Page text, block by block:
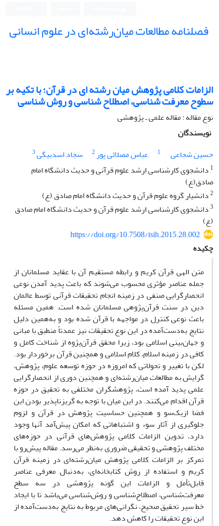
فصلنامه مطالعات میان‌رشته‌ای در علوم انسانی
الزامات کلامی پژوهش میان رشته ای در قرآن؛ با تکیه بر
سطوح معرفت شناسی، اصطلاح شناسی و روش شناسی
نوع مقاله : مقاله علمی ـ پژوهشی
نویسندگان
حسین شجاعی
1 عباس مصلائی پور2 سجاد اسدبیگی3
1 دانشجوی کارشناسی ارشد علوم قرآنی و حدیث دانشگاه امام
صادق(ع)
2دانشیار گروه علوم قرآن و حدیث دانشگاه امام صادق (ع)
3دانشجوی کارشناسی ارشد علوم قرآن و حدیث دانشگاه امام صادق
(ع)
https://doi.org/10.7508/isih.2015.28.002
چکیده
متن الهی قرآن کریم و رابطه مستقیم آن با عقاید مسلمانان از
جمله عناصر مؤثری محسوب می‌شوند که باعث پدید آمدن نوعی
انحصارگرایی صنفی در زمینه انجام تحقیقات قرآنی توسط عالمان
دین در سنت قرآن‌پژوهی مسلمانان شده است. همین مسئله
باعث نوعی کنترل در مواجهه با قرآن شده بود و به‌همین دلیل
نتایج به‌دست‌آمده در این نوع تحقیقات نیز عمدتاً منطبق با مبانی
و جهان‌بینی اسلامی بود، زیرا محقق قرآن‌پژوه از شناخت کامل و
کافی در زمینه اسلام، کلام اسلامی و همچنین قرآن برخوردار بود.
لکن با تغییر و تحولاتی که امروزه در حوزه توسعه علوم، پژوهش،
گرایش به مطالعات میان‌رشته‌ای و همچنین دوری از انحصارگرایی
علمی پدید آمده است، پژوهشگران مختلفی به تحقیق در حوزه
قرآن اقدام می‌کنند. در این میان با توجه به گریزناپذیر بودن این
فضا ازیک‌سو و همچنین حساسیت پژوهش در قرآن و لزوم
جلوگیری از آثار سوء و اشتباهاتی که امکان پیش‌آمد آنها وجود
دارد، تدوین الزامات کلامی پژوهش‌های قرآنی در حوزه‌های
مختلف پژوهشی و تحقیقی ضروری به‌نظر می‌رسد. مقاله پیش‌رو با
تمرکز بر الزامات کلامی پژوهش میان‌رشته‌ای در زمینه قرآن
کریم و استفاده از روش کتابخانه‌ای، به‌دنبال معرفی عناصر
قابل‌تأمل و الزامات این گونه پژوهشی در سه سطح
معرفت‌شناسی، اصطلاح‌شناسی و روش‌شناسی می‌باشد تا با ایجاد
خط سیر تحقیق صحیح، نگرانی‌های مربوط به نتایج به‌دست‌آمده از
این نوع تحقیقات را کاهش دهد.